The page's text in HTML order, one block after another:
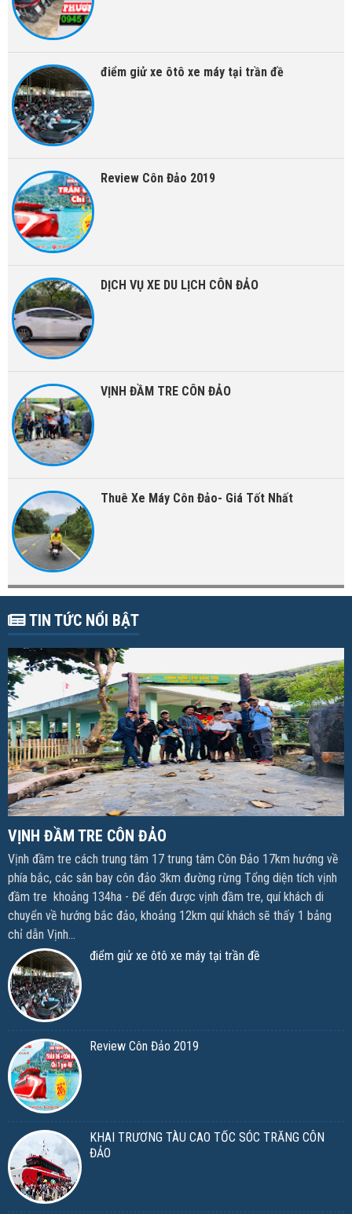
điểm giử xe ôtô xe máy tại trần đề
Review Côn Đảo 2019
DỊCH VỤ XE DU LỊCH CÔN ĐẢO
VỊNH ĐẦM TRE CÔN ĐẢO
Thuê Xe Máy Côn Đảo- Giá Tốt Nhất
TIN TỨC NỔI BẬT
VỊNH ĐẦM TRE CÔN ĐẢO
Vịnh đầm tre cách trung tâm 17 trung tâm Côn Đảo 17km hướng về
phía bắc, các sân bay côn đảo 3km đường rừng Tổng diện tích vịnh
đầm tre khoảng 134ha - Để đến được vịnh đầm tre, quí khách di
chuyển về hướng bắc đảo, khoảng 12km quí khách sẽ thấy 1 bảng
chỉ dẫn Vịnh...
điểm giử xe ôtô xe máy tại trần đề
Review Côn Đảo 2019
KHAI TRƯƠNG TÀU CAO TỐC SÓC TRĂNG CÔN
ĐẢO